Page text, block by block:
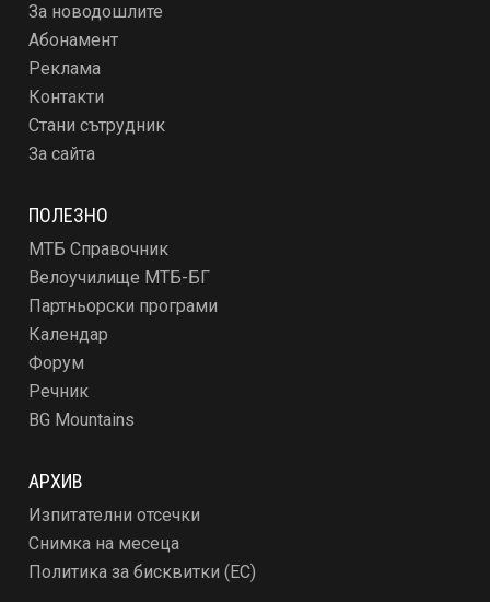
За новодошлите
Абонамент
Реклама
Контакти
Стани сътрудник
За сайта
ПОЛЕЗНО
МТБ Справочник
Велоучилище МТБ-БГ
Партньорски програми
Календар
Форум
Речник
BG Mountains
АРХИВ
Изпитателни отсечки
Снимка на месеца
Политика за бисквитки (ЕС)